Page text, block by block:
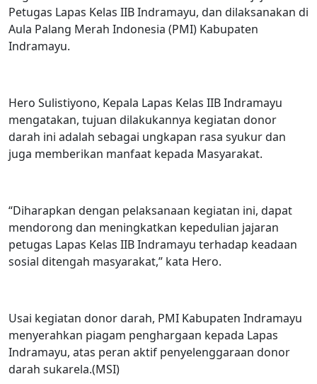
Petugas Lapas Kelas IIB Indramayu, dan dilaksanakan di
Aula Palang Merah Indonesia (PMI) Kabupaten
Indramayu.
Hero Sulistiyono, Kepala Lapas Kelas IIB Indramayu
mengatakan, tujuan dilakukannya kegiatan donor
darah ini adalah sebagai ungkapan rasa syukur dan
juga memberikan manfaat kepada Masyarakat.
“Diharapkan dengan pelaksanaan kegiatan ini, dapat
mendorong dan meningkatkan kepedulian jajaran
petugas Lapas Kelas IIB Indramayu terhadap keadaan
sosial ditengah masyarakat,” kata Hero.
Usai kegiatan donor darah, PMI Kabupaten Indramayu
menyerahkan piagam penghargaan kepada Lapas
Indramayu, atas peran aktif penyelenggaraan donor
darah sukarela.(MSI)